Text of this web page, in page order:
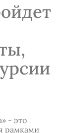
- это
рамками